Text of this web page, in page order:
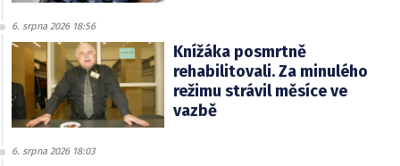
6. srpna 2026 18:56
Knížáka posmrtně
rehabilitovali. Za minulého
režimu strávil měsíce ve
vazbě
6. srpna 2026 18:03